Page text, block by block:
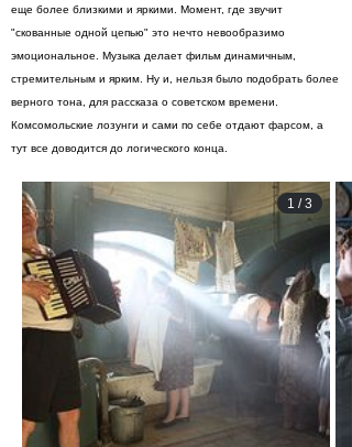
еще более близкими и яркими. Момент, где звучит
"скованные одной цепью" это нечто невообразимо
эмоциональное. Музыка делает фильм динамичным,
стремительным и ярким. Ну и, нельзя было подобрать более
верного тона, для рассказа о советском времени.
Комсомольские лозунги и сами по себе отдают фарсом, а
тут все доводится до логического конца.
1 /3